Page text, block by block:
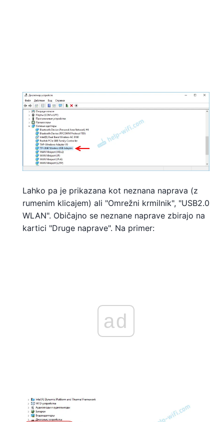
Lahko pa je prikazana kot neznana naprava (z
rumenim klicajem) ali "Omrežni krmilnik", "USB2.0
WLAN". Običajno se neznane naprave zbirajo na
kartici "Druge naprave". Na primer:
ad